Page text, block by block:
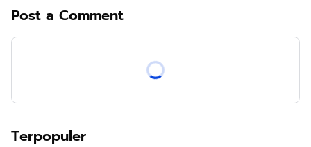
Post a Comment
Terpopuler